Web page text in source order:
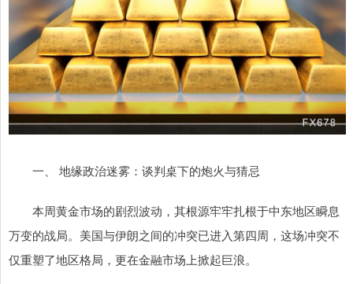
一、 地缘政治迷雾：谈判桌下的炮火与猜忌
本周黄金市场的剧烈波动，其根源牢牢扎根于中东地区瞬息
万变的战局。美国与伊朗之间的冲突已进入第四周，这场冲突不
仅重塑了地区格局，更在金融市场上掀起巨浪。